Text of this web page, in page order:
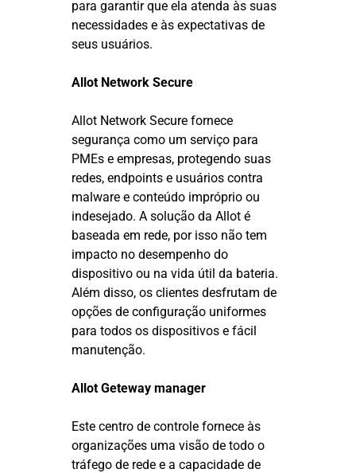
para garantir que ela atenda às suas
necessidades e às expectativas de
seus usuários.
Allot Network Secure
Allot Network Secure fornece
segurança como um serviço para
PMEs e empresas, protegendo suas
redes, endpoints e usuários contra
malware e conteúdo impróprio ou
indesejado. A solução da Allot é
baseada em rede, por isso não tem
impacto no desempenho do
dispositivo ou na vida útil da bateria.
Além disso, os clientes desfrutam de
opções de configuração uniformes
para todos os dispositivos e fácil
manutenção.
Allot Geteway manager
Este centro de controle fornece às
organizações uma visão de todo o
tráfego de rede e a capacidade de